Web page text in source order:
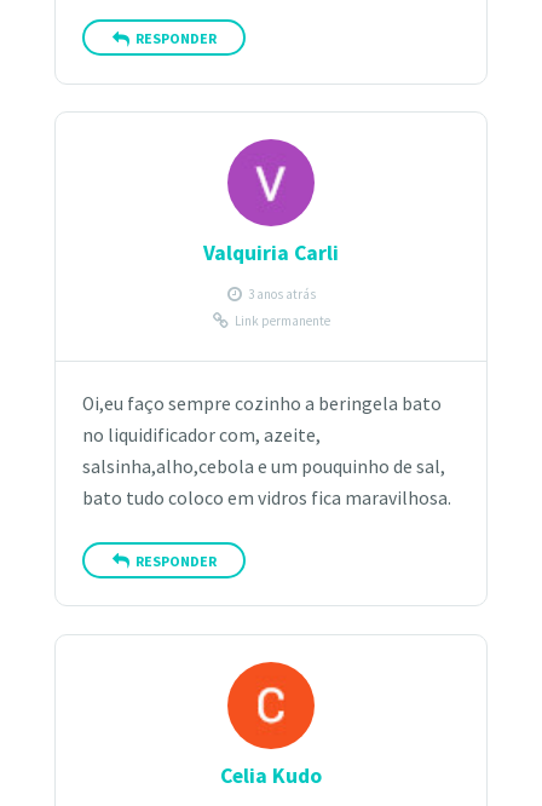
RESPONDER
Valquiria Carli
3 anos atrás
Link permanente
Oi,eu faço sempre cozinho a beringela bato
no liquidificador com, azeite,
salsinha,alho,cebola e um pouquinho de sal,
bato tudo coloco em vidros fica maravilhosa.
RESPONDER
Celia Kudo